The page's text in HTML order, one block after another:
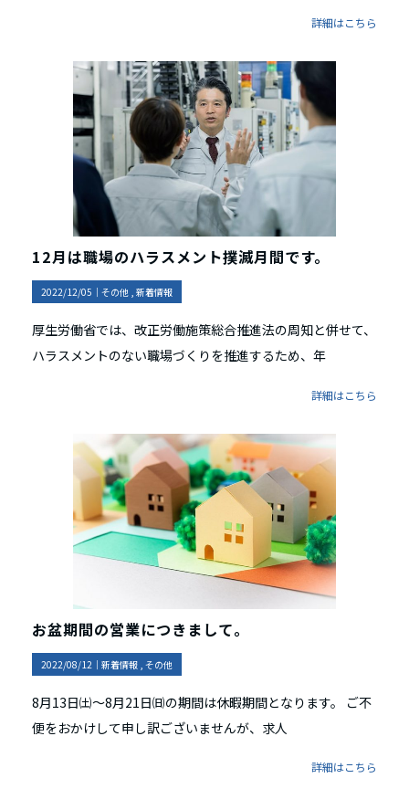
詳細はこちら
12月は職場のハラスメント撲滅月間です。
2022/12/05｜ その他 新着情報
厚生労働省では、改正労働施策総合推進法の周知と併せて、
ハラスメントのない職場づくりを推進するため、年
詳細はこちら
お盆期間の営業につきまして。
2022/08/12｜ 新着情報 その他
8月13日㈯～8月21日㈰の期間は休暇期間となります。 ご不
便をおかけして申し訳ございませんが、求人
詳細はこちら